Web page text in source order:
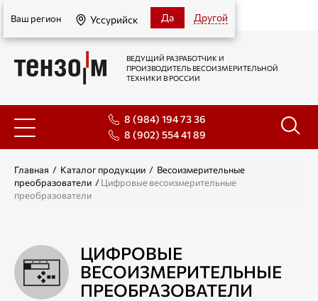
Уссурийск
Ваш регион Уссурийск Да Другой
ВЕДУЩИЙ РАЗРАБОТЧИК И
ПРОИЗВОДИТЕЛЬ ВЕСОИЗМЕРИТЕЛЬНОЙ
ТЕХНИКИ В РОССИИ
8 (984) 194 73 36
8 (902) 554 41 89
Главная / Каталог продукции / Весоизмерительные
преобразователи /Цифровые весоизмерительные
преобразователи
ЦИФРОВЫЕ
ВЕСОИЗМЕРИТЕЛЬНЫЕ
ПРЕОБРАЗОВАТЕЛИ